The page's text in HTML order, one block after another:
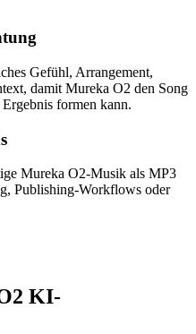
Gefühl, Arrangement,
damit Mureka O2 den Song
formen kann.
Mureka O2-Musik als MP3
Publishing-Workflows oder
KI-